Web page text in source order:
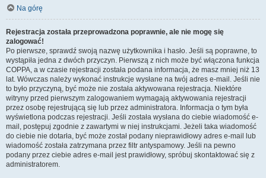
Na górę
Rejestracja została przeprowadzona poprawnie, ale nie mogę się
zalogować!
Po pierwsze, sprawdź swoją nazwę użytkownika i hasło. Jeśli są poprawne, to
wystąpiła jedna z dwóch przyczyn. Pierwszą z nich może być włączona funkcja
COPPA, a w czasie rejestracji została podana informacja, że masz mniej niż 13
lat. Wówczas należy wykonać instrukcje wysłane na twój adres e-mail. Jeśli nie
to było przyczyną, być może nie została aktywowana rejestracja. Niektóre
witryny przed pierwszym zalogowaniem wymagają aktywowania rejestracji
przez osobę rejestrującą się lub przez administratora. Informacja o tym była
wyświetlona podczas rejestracji. Jeśli została wysłana do ciebie wiadomość e-
mail, postępuj zgodnie z zawartymi w niej instrukcjami. Jeżeli taka wiadomość
do ciebie nie dotarła, być może został podany nieprawidłowy adres e-mail lub
wiadomość została zatrzymana przez filtr antyspamowy. Jeśli na pewno
podany przez ciebie adres e-mail jest prawidłowy, spróbuj skontaktować się z
administratorem.